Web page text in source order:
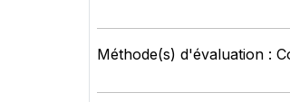
Méthode(s) d'évaluation :